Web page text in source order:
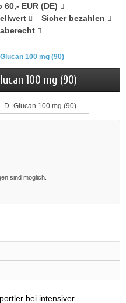
EUR (DE)
Sicher bezahlen
100 mg (90)
100 mg (90)
sind möglich.
bei intensiver